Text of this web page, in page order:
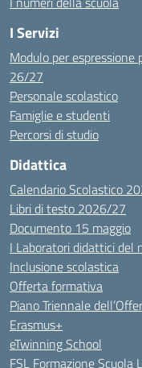
I Servizi
Modulo per espressione
26/27
Personale scolastico
Famiglie e studenti
Percorsi di studio
Didattica
Calendario Scolastico
Libri di testo 2026/27
Documento 15 maggio
I Laboratori didattici del
Inclusione scolastica
Offerta formativa
Piano Triennale
Erasmus+
eTwinning School
FSL Formazione Scuola